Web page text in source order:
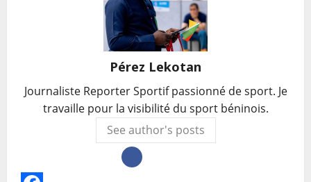
Pérez Lekotan
Journaliste Reporter Sportif passionné de sport. Je
travaille pour la visibilité du sport béninois.
See author's posts